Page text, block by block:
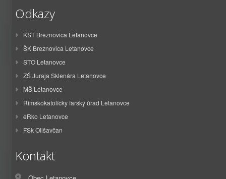
Odkazy
KST Breznovica Letanovce
ŠK Breznovica Letanovce
STO Letanovce
ZŠ Juraja Sklenára Letanovce
MŠ Letanovce
Rímskokatolícky farský úrad Letanovce
eRko Letanovce
FSk Olišavčan
Kontakt